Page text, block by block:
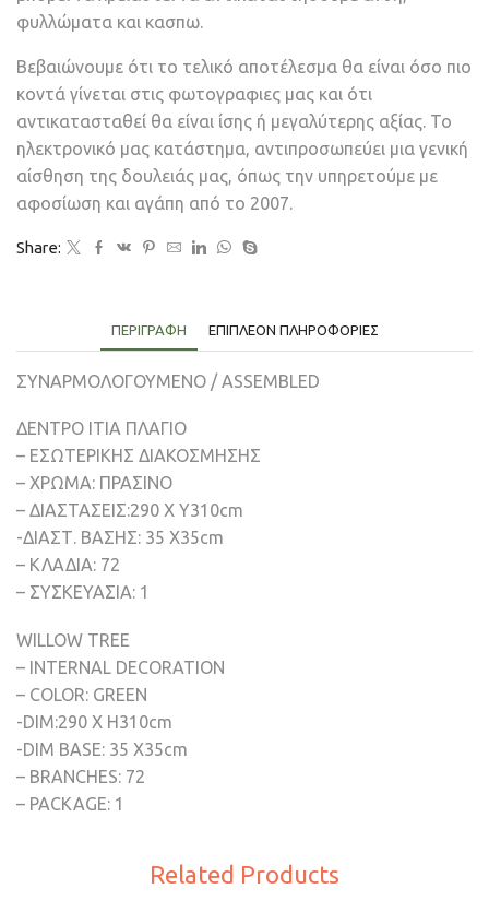
φυλλώματα και κασπω.
Βεβαιώνουμε ότι το τελικό αποτέλεσμα θα είναι όσο πιο
κοντά γίνεται στις φωτογραφιες μας και ότι
αντικατασταθεί θα είναι ίσης ή μεγαλύτερης αξίας. Το
ηλεκτρονικό μας κατάστημα, αντιπροσωπεύει μια γενική
αίσθηση της δουλειάς μας, όπως την υπηρετούμε με
αφοσίωση και αγάπη από το 2007.
Share:
ΠΕΡΙΓΡΑΦΉ ΕΠΙΠΛΈΟΝ ΠΛΗΡΟΦΟΡΊΕΣ
ΣΥΝΑΡΜΟΛΟΓΟΥΜΕΝΟ / ASSEMBLED
ΔΕΝΤΡΟ ΙΤΙΑ ΠΛΑΓΙΟ
– ΕΣΩΤΕΡΙΚΗΣ ΔΙΑΚΟΣΜΗΣΗΣ
– ΧΡΩΜΑ: ΠΡΑΣΙΝΟ
– ΔΙΑΣΤΑΣΕΙΣ:290 Χ Υ310cm
-ΔΙΑΣΤ. ΒΑΣΗΣ: 35 X35cm
– ΚΛΑΔΙΑ: 72
– ΣΥΣΚΕΥΑΣΙΑ: 1
WILLOW TREE
– INTERNAL DECORATION
– COLOR: GREEN
-DIM:290 Χ H310cm
-DIM BASE: 35 X35cm
– BRANCHES: 72
– PACKAGE: 1
Related Products